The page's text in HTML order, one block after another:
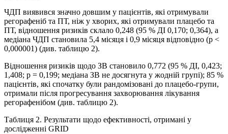
ЧДП виявився значно довшим у пацієнтів, які отримували
регорафеніб та ПТ, ніж у хворих, які отримували плацебо та
ПТ, відношення ризиків склало 0,248 (95 % ДІ 0,170; 0,364), а
медіана ЧДП становила 5,4 місяця і 0,9 місяця відповідно (р <
0,000001) (див. таблицю 2).
Відношення ризиків щодо ЗВ становило 0,772 (95 % ДІ, 0,423;
1,408; р = 0,199; медіана ЗВ не досягнута у жодній групі); 85 %
пацієнтів, які спочатку були рандомізовані до плацебо-групи,
отримали після прогресування захворювання лікування
регорафенібом (див. таблицю 2).
Таблиця 2. Результати щодо ефективності, отримані у
дослідженні GRID